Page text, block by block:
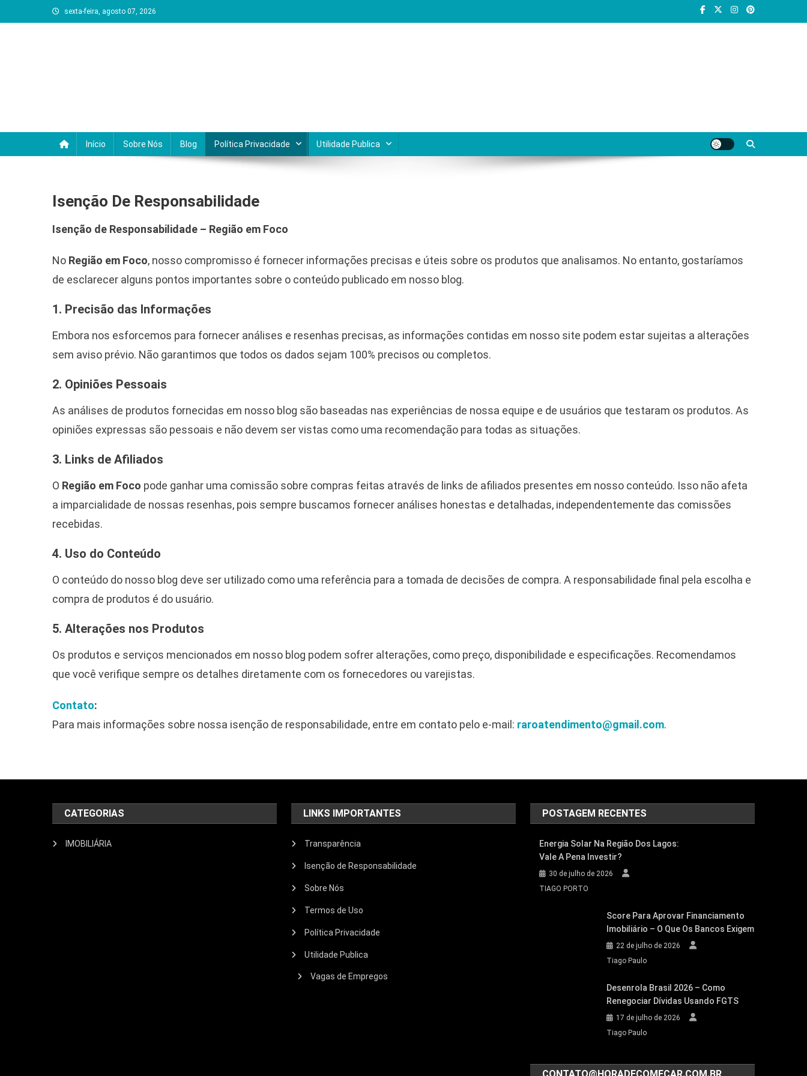
to
sexta-feira, agosto 07, 2026
Início Sobre Nós Blog Política Privacidade Utilidade Publica
Isenção De Responsabilidade
Isenção de Responsabilidade – Região em Foco
No Região em Foco, nosso compromisso é fornecer informações precisas e úteis sobre os produtos que analisamos. No entanto, gostaríamos
de esclarecer alguns pontos importantes sobre o conteúdo publicado em nosso blog.
1. Precisão das Informações
Embora nos esforcemos para fornecer análises e resenhas precisas, as informações contidas em nosso site podem estar sujeitas a alterações
sem aviso prévio. Não garantimos que todos os dados sejam 100% precisos ou completos.
2. Opiniões Pessoais
As análises de produtos fornecidas em nosso blog são baseadas nas experiências de nossa equipe e de usuários que testaram os produtos. As
opiniões expressas são pessoais e não devem ser vistas como uma recomendação para todas as situações.
3. Links de Afiliados
O Região em Foco pode ganhar uma comissão sobre compras feitas através de links de afiliados presentes em nosso conteúdo. Isso não afeta
a imparcialidade de nossas resenhas, pois sempre buscamos fornecer análises honestas e detalhadas, independentemente das comissões
recebidas.
4. Uso do Conteúdo
O conteúdo do nosso blog deve ser utilizado como uma referência para a tomada de decisões de compra. A responsabilidade final pela escolha e
compra de produtos é do usuário.
5. Alterações nos Produtos
Os produtos e serviços mencionados em nosso blog podem sofrer alterações, como preço, disponibilidade e especificações. Recomendamos
que você verifique sempre os detalhes diretamente com os fornecedores ou varejistas.
Contato:
Para mais informações sobre nossa isenção de responsabilidade, entre em contato pelo e-mail: raroatendimento@gmail.com.
CATEGORIAS
IMOBILIÁRIA
LINKS IMPORTANTES
Transparência
Isenção de Responsabilidade
Sobre Nós
Termos de Uso
Política Privacidade
Utilidade Publica
Vagas de Empregos
POSTAGEM RECENTES
Energia Solar Na Região Dos Lagos:
Vale A Pena Investir?
30 de julho de 2026
TIAGO PORTO
Score Para Aprovar Financiamento
Imobiliário – O Que Os Bancos Exigem
22 de julho de 2026
Tiago Paulo
Desenrola Brasil 2026 – Como
Renegociar Dívidas Usando FGTS
17 de julho de 2026
Tiago Paulo